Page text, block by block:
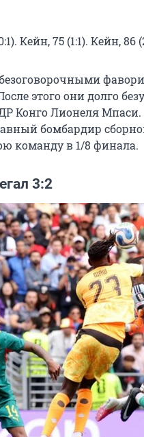
Кейн, 75 (1:1). Кейн, 86
этого они долго
Конго Лионеля
бомбардир
команду в 1/8 финала.
3:2